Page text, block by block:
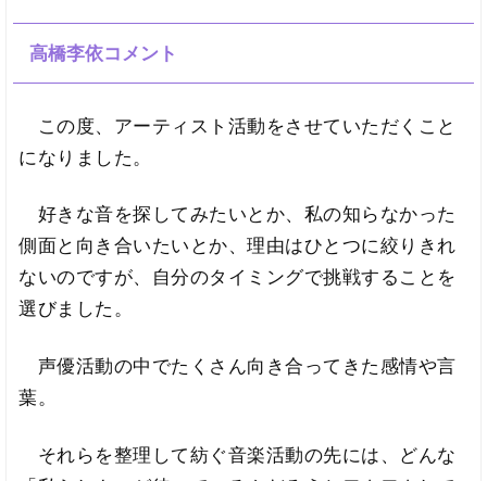
高橋李依コメント
この度、アーティスト活動をさせていただくこと
になりました。
好きな音を探してみたいとか、私の知らなかった
側面と向き合いたいとか、理由はひとつに絞りきれ
ないのですが、自分のタイミングで挑戦することを
選びました。
声優活動の中でたくさん向き合ってきた感情や言
葉。
それらを整理して紡ぐ音楽活動の先には、どんな